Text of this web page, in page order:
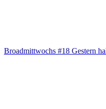
Broad­mitt­wochs #18 Ges­tern